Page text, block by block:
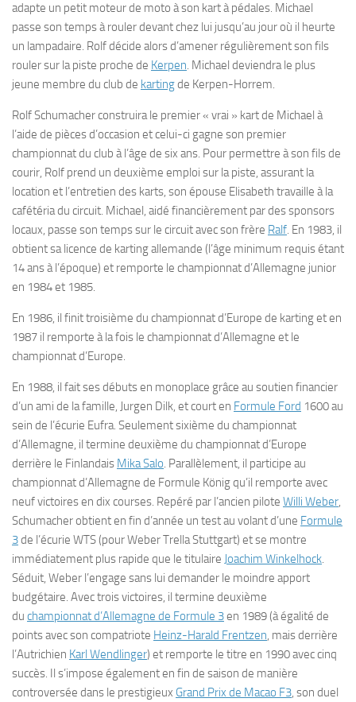
adapte un petit moteur de moto à son kart à pédales. Michael
passe son temps à rouler devant chez lui jusqu’au jour où il heurte
un lampadaire. Rolf décide alors d’amener régulièrement son fils
rouler sur la piste proche de Kerpen. Michael deviendra le plus
jeune membre du club de kartingde Kerpen-Horrem.
Rolf Schumacher construira le premier « vrai » kart de Michael à
l’aide de pièces d’occasion et celui-ci gagne son premier
championnat du club à l’âge de six ans. Pour permettre à son fils de
courir, Rolf prend un deuxième emploi sur la piste, assurant la
location et l’entretien des karts, son épouse Elisabeth travaille à la
cafétéria du circuit. Michael, aidé financièrement par des sponsors
locaux, passe son temps sur le circuit avec son frère Ralf. En 1983, il
obtient sa licence de karting allemande (l’âge minimum requis étant
14 ans à l’époque) et remporte le championnat d’Allemagne junior
en 1984 et 1985.
En 1986, il finit troisième du championnat d’Europe de karting et en
1987 il remporte à la fois le championnat d’Allemagne et le
championnat d’Europe.
En 1988, il fait ses débuts en monoplace grâce au soutien financier
d’un ami de la famille, Jurgen Dilk, et court en Formule Ford 1600 au
sein de l’écurie Eufra. Seulement sixième du championnat
d’Allemagne, il termine deuxième du championnat d’Europe
derrière le Finlandais Mika Salo. Parallèlement, il participe au
championnat d’Allemagne de Formule König qu’il remporte avec
neuf victoires en dix courses. Repéré par l’ancien pilote Willi Weber,
Schumacher obtient en fin d’année un test au volant d’une Formule
3de l’écurie WTS (pour Weber Trella Stuttgart) et se montre
immédiatement plus rapide que le titulaire Joachim Winkelhock.
Séduit, Weber l’engage sans lui demander le moindre apport
budgétaire. Avec trois victoires, il termine deuxième
du championnat d’Allemagne de Formule 3en 1989 (à égalité de
points avec son compatriote Heinz-Harald Frentzen, mais derrière
l’Autrichien Karl Wendlinger) et remporte le titre en 1990 avec cinq
succès. Il s’impose également en fin de saison de manière
controversée dans le prestigieux Grand Prix de Macao F3, son duel